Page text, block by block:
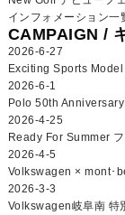
インフォメーション一
CAMPAIGN /
2026-6-27
Exciting Sports Model
2026-6-1
Polo 50th Anniversary
2026-4-25
Ready For Summer
2026-4-5
Volkswagen × mont
2026-3-3
Volkswagen岐阜南 特